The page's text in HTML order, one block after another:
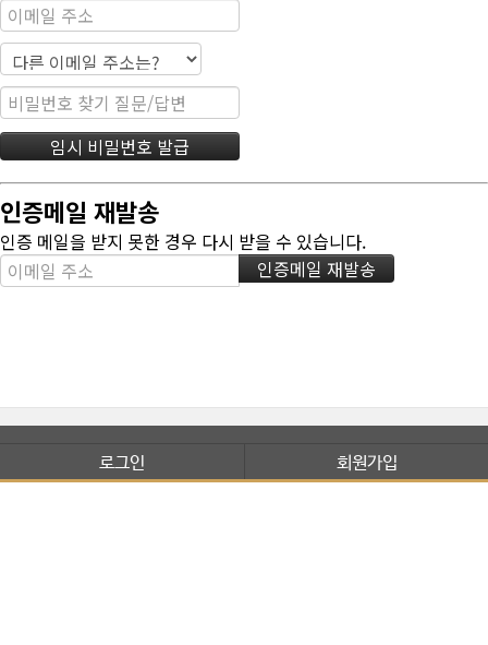
인증메일 재발송
인증 메일을 받지 못한 경우 다시 받을 수 있습니다.
로그인 회원가입